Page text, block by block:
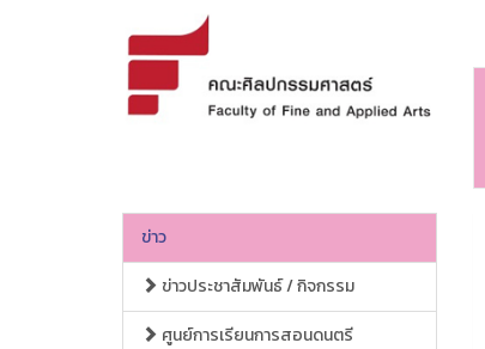
ข่าว
ข่าวประชาสัมพันธ์ / กิจกรรม
ศูนย์การเรียนการสอนดนตรี